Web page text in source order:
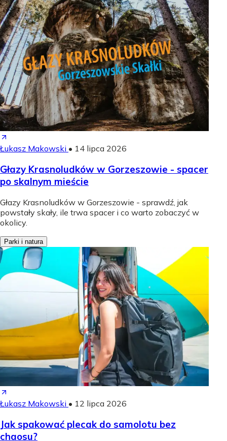
Łukasz Makowski • 14 lipca 2026
Głazy Krasnoludków w Gorzeszowie - spacer
po skalnym mieście
Głazy Krasnoludków w Gorzeszowie - sprawdź, jak
powstały skały, ile trwa spacer i co warto zobaczyć w
okolicy.
Parki i natura
Łukasz Makowski • 12 lipca 2026
Jak spakować plecak do samolotu bez
chaosu?